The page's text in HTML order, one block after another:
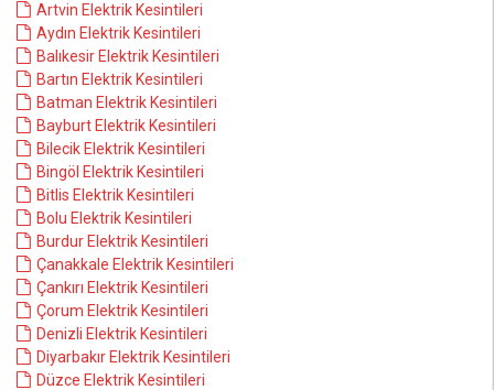
Artvin Elektrik Kesintileri
Aydın Elektrik Kesintileri
Balıkesir Elektrik Kesintileri
Bartın Elektrik Kesintileri
Batman Elektrik Kesintileri
Bayburt Elektrik Kesintileri
Bilecik Elektrik Kesintileri
Bingöl Elektrik Kesintileri
Bitlis Elektrik Kesintileri
Bolu Elektrik Kesintileri
Burdur Elektrik Kesintileri
Çanakkale Elektrik Kesintileri
Çankırı Elektrik Kesintileri
Çorum Elektrik Kesintileri
Denizli Elektrik Kesintileri
Diyarbakır Elektrik Kesintileri
Düzce Elektrik Kesintileri